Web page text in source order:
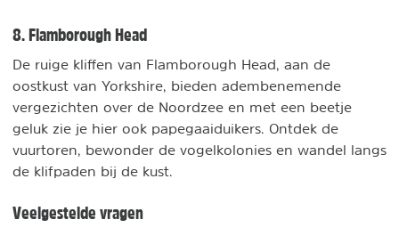
8. Flamborough Head
De ruige kliffen van Flamborough Head, aan de
oostkust van Yorkshire, bieden adembenemende
vergezichten over de Noordzee en met een beetje
geluk zie je hier ook papegaaiduikers. Ontdek de
vuurtoren, bewonder de vogelkolonies en wandel langs
de klifpaden bij de kust.
Veelgestelde vragen